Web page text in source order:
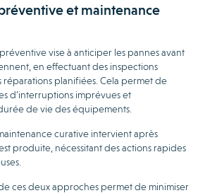
et maintenance
vise à anticiper les pannes avant
en effectuant des inspections
réparations planifiées. Cela permet de
d’interruptions imprévues et
de vie des équipements.
curative intervient après
produite, nécessitant des actions rapides
ces deux approches permet de minimiser